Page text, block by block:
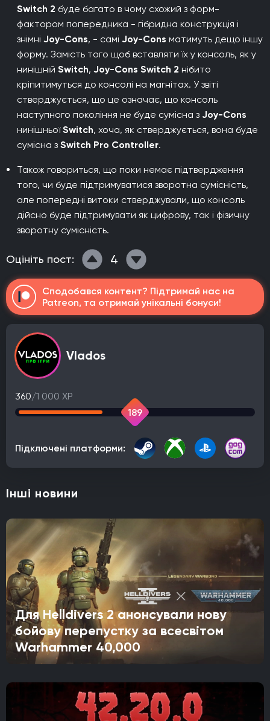
Switch 2 буде багато в чому схожий з форм-
фактором попередника - гібридна конструкція і
знімні Joy-Cons, - самі Joy-Cons матимуть дещо іншу
форму. Замість того щоб вставляти їх у консоль, як у
нинішній Switch, Joy-Cons Switch 2 нібито
кріпитимуться до консолі на магнітах. У звіті
стверджується, що це означає, що консоль
наступного покоління не буде сумісна з Joy-Cons
нинішньоїSwitch, хоча, як стверджується, вона буде
сумісна з Switch Pro Controller.
Також говориться, що поки немає підтвердження
того, чи буде підтримуватися зворотна сумісність,
але попередні витоки стверджували, що консоль
дійсно буде підтримувати як цифрову, так і фізичну
зворотну сумісність.
Оцініть пост: 4
Сподобався контент? Підтримай нас на
Patreon, та отримай унікальні бонуси!
Vlados
360/1 000 XP
189
Підключені платформи:
Інші новини
Для Helldivers 2 анонсували нову
бойову перепустку за всесвітом
Warhammer 40,000